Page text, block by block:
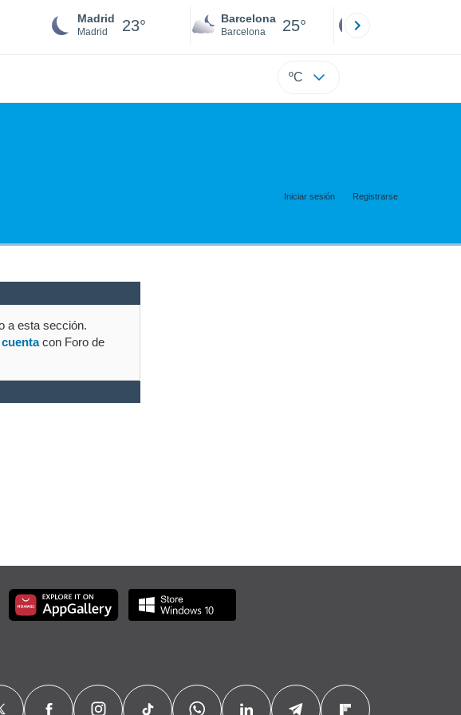
Madrid
Madrid 23° Barcelona
Barcelona 25°
ºC
Iniciar sesión Registrarse
a esta sección.
con Foro de